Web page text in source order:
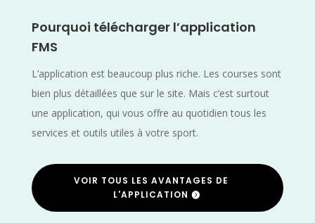
Pourquoi télécharger l’application
FMS
L’application est beaucoup plus riche. Les courses sont
bien plus détaillées que sur le site. Mais c’est surtout
une application, qui vous offre au quotidien tous les
services et outils utiles à votre sport.
VOIR TOUS LES AVANTAGES DE
L'APPLICATION